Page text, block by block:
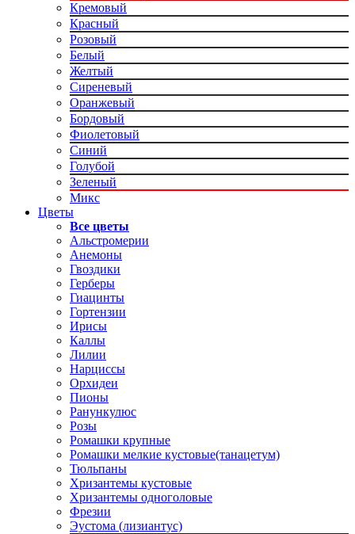
Кремовый
Красный
Розовый
Белый
Желтый
Сиреневый
Оранжевый
Бордовый
Фиолетовый
Синий
Голубой
Зеленый
Микс
Цветы
Все цветы
Альстромерии
Анемоны
Гвоздики
Герберы
Гиацинты
Гортензии
Ирисы
Каллы
Лилии
Нарциссы
Орхидеи
Пионы
Ранункулюс
Розы
Ромашки крупные
Ромашки мелкие кустовые(танацетум)
Тюльпаны
Хризантемы кустовые
Хризантемы одноголовые
Фрезии
Эустома (лизиантус)